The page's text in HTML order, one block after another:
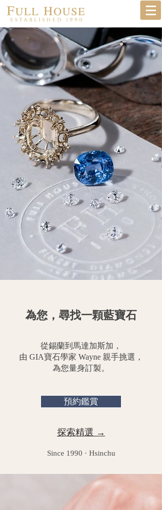
為您，尋找一顆藍寶石
從錫蘭到馬達加斯加，
由 GIA寶石學家 Wayne 親手挑選，
為您量身訂製。
預約鑑賞
探索精選 →
Since 1990 · Hsinchu